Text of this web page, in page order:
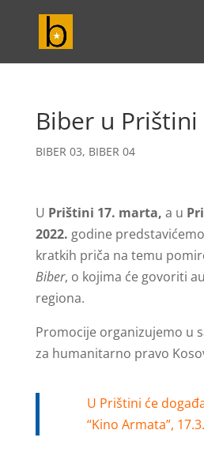
Biber u
BIBER 03, BIBER 04
U Prištini 17. marta, a u
2022. godine
kratkih priča na temu
Biber, o kojima će govoriti
regiona.
Promocije organizujemo u
za humanitarno pravo
U Prištini će
“Kino Armata”,